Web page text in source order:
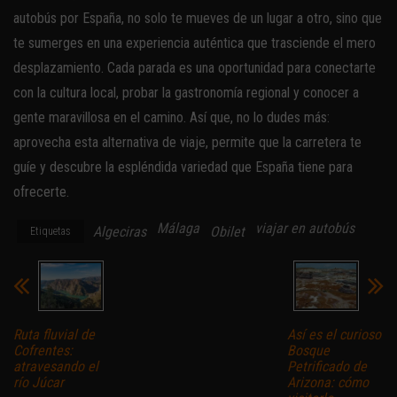
autobús por España, no solo te mueves de un lugar a otro, sino que
te sumerges en una experiencia auténtica que trasciende el mero
desplazamiento. Cada parada es una oportunidad para conectarte
con la cultura local, probar la gastronomía regional y conocer a
gente maravillosa en el camino. Así que, no lo dudes más:
aprovecha esta alternativa de viaje, permite que la carretera te
guíe y descubre la espléndida variedad que España tiene para
ofrecerte.
Etiquetas Algeciras Málaga Obilet viajar en autobús
Ruta fluvial de
Cofrentes:
atravesando el
río Júcar
Así es el curioso
Bosque
Petrificado de
Arizona: cómo